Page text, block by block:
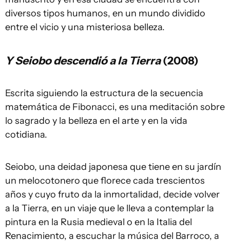
diversos tipos humanos, en un mundo dividido
entre el vicio y una misteriosa belleza.
Y Seiobo descendió a la Tierra(2008)
Escrita siguiendo la estructura de la secuencia
matemática de Fibonacci, es una meditación sobre
lo sagrado y la belleza en el arte y en la vida
cotidiana.
Seiobo, una deidad japonesa que tiene en su jardín
un melocotonero que florece cada trescientos
años y cuyo fruto da la inmortalidad, decide volver
a la Tierra, en un viaje que le lleva a contemplar la
pintura en la Rusia medieval o en la Italia del
Renacimiento, a escuchar la música del Barroco, a